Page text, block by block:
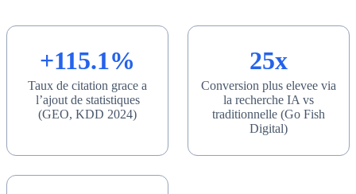
+115.1%
Taux de citation grace a
l’ajout de statistiques
(GEO, KDD 2024)
25x
Conversion plus elevee via
la recherche IA vs
traditionnelle (Go Fish
Digital)